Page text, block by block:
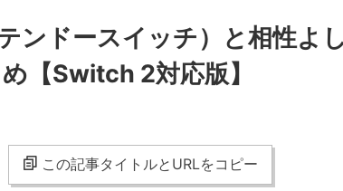
ドースイッチ）と相性よ
【Switch 2対応版】
この記事タイトルとURLをコピー